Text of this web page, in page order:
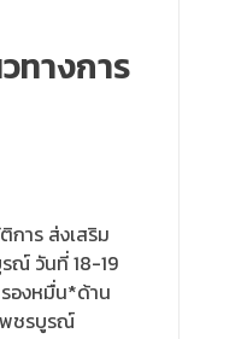
ทางการ
าร ส่งเสริม
ณ์ วันที่ 18-19
องหมื่น*ด้าน
พชรบูรณ์